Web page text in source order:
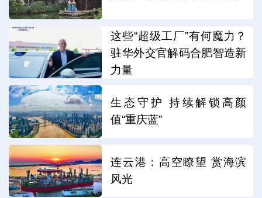
这些“超级工厂”有何魔力？
驻华外交官解码合肥智造新
力量
生态守护 持续解锁高颜
值“重庆蓝”
连云港：高空瞭望 赏海滨
风光